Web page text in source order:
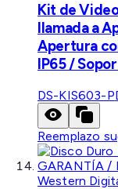
Kit de
llamada a
Apertura
IP65 /
DS-KIS603-P
Reemplazo
Western